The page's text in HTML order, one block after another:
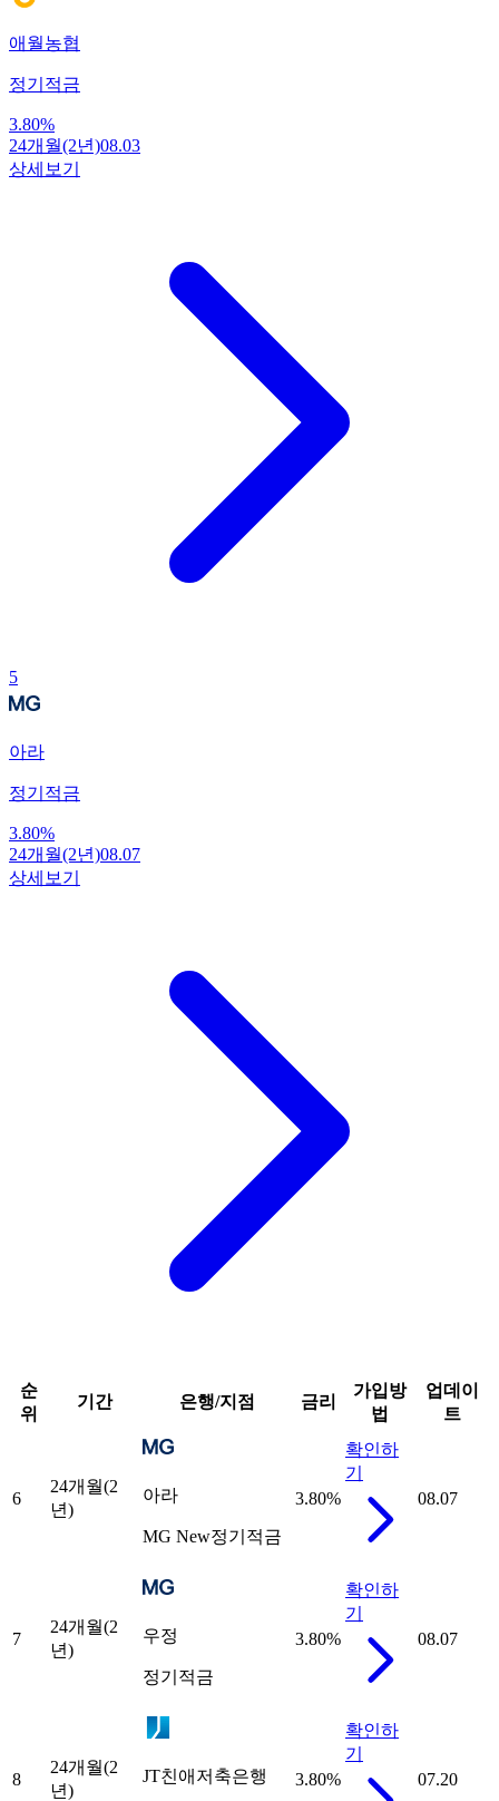
애월농협
정기적금
3.80%
24개월(2년)08.03
상세보기
5
아라
정기적금
3.80%
24개월(2년)08.07
상세보기
순
위
기간 은행/지점 금리
가입방
법
업데이
트
6
24개월(2
년)
아라
MG New정기적금
3.80%
확인하
기
08.07
7
24개월(2
년)
우정
정기적금
3.80%
확인하
기
08.07
8
24개월(2
년)
JT친애저축은행 3.80%
확인하
기
07.20